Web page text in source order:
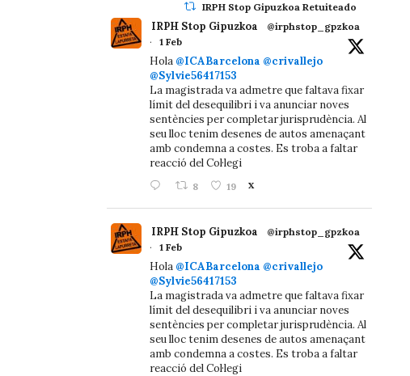
IRPH Stop Gipuzkoa Retuiteado
IRPH Stop Gipuzkoa
@irphstop_gpzkoa
·
1 Feb
Hola @ICABarcelona @crivallejo
@Sylvie56417153
La magistrada va admetre que faltava fixar
límit del desequilibri i va anunciar noves
sentències per completar jurisprudència. Al
seu lloc tenim desenes de autos amenaçant
amb condemna a costes. Es troba a faltar
reacció del Col·legi
8 19 X
IRPH Stop Gipuzkoa
@irphstop_gpzkoa
·
1 Feb
Hola @ICABarcelona @crivallejo
@Sylvie56417153
La magistrada va admetre que faltava fixar
límit del desequilibri i va anunciar noves
sentències per completar jurisprudència. Al
seu lloc tenim desenes de autos amenaçant
amb condemna a costes. Es troba a faltar
reacció del Col·legi